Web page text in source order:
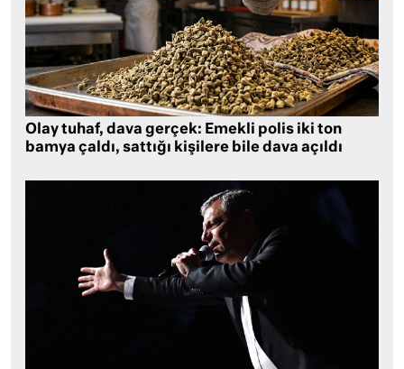
Olay tuhaf, dava gerçek: Emekli polis iki ton
bamya çaldı, sattığı kişilere bile dava açıldı